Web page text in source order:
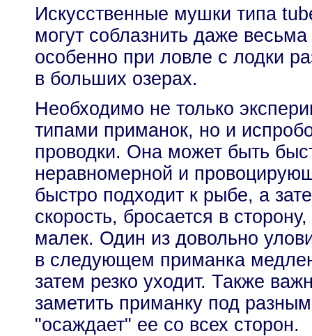
Искусственные мушки типа
могут соблазнить даже
особенно при ловле с лодки
в больших озерах.
Необходимо не только
типами приманок, но и
проводки. Она может быть
неравномерной и
быстро подходит к рыбе, а
скорость, бросается в
малек. Один из довольно
в следующем приманка
затем резко уходит. Также
заметить приманку под
"осаждает" ее со всех сторон.